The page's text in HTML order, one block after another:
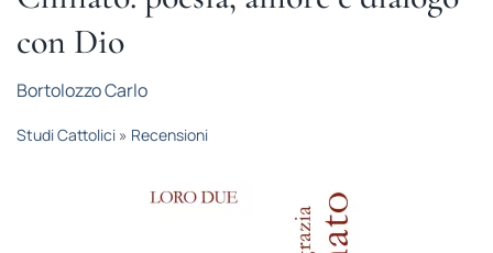
con Dio
Bortolozzo Carlo
Studi Cattolici» Recensioni